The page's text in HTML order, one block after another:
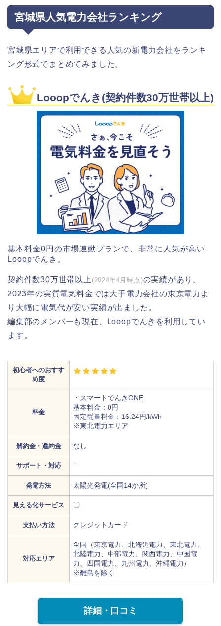
宮城県人気電力会社ランキング
宮城県エリアで利用できる人気の新電力会社をランキ
ング形式でまとめてみました。
Looopでんき(契約件数30万世帯以上)
基本料金0円の市場連動プランで、非常に人気が高い
Looopでんき。
契約件数30万世帯以上 (2024年4月時点)の実績があり、
2023年の実質電気料金では大手電力会社の東京電力よ
り大幅に電気代が安い実績が出ました。
編集部のメンバーも現在、Looopでんきを利用してい
ます。
初心者へのおすす
め度
料金
・スマートでんきONE
基本料金：0円
固定従量料金：16.24円/kWh
※東北電力エリア
解約金・違約金 なし
サポート・対応 –
発電方法 太陽光発電(全国14か所)
見える化サービス 〇
支払い方法 クレジットカード
対応エリア
全国（東京電力、北海道電力、東北電力、
北陸電力、中部電力、関西電力、中国電
力、四国電力、九州電力、沖縄電力）
※離島を除く
詳細・口コミ